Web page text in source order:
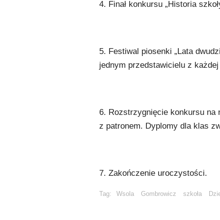
4. Finał konkursu „Historia
5. Festiwal piosenki „Lata
jednym przedstawicielu z
6. Rozstrzygnięcie konkursu na
z patronem. Dyplomy dla klas
7. Zakończenie uroczystości.
Tag: Wsola Gombrowicz szkoła